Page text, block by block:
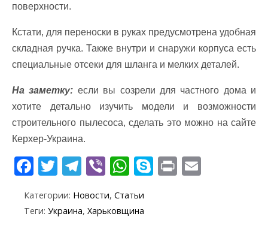
поверхности.
Кстати, для переноски в руках предусмотрена удобная
складная ручка. Также внутри и снаружи корпуса есть
специальные отсеки для шланга и мелких деталей.
На заметку: если вы созрели для частного дома и
хотите детально изучить модели и возможности
строительного пылесоса, сделать это можно на сайте
Керхер-Украина.
F
e
T
itt
er
T
e
gr
Vi
er
W
at
S Pr
Категории: Новости, Статьи
Теги: Украина, Харьковщина